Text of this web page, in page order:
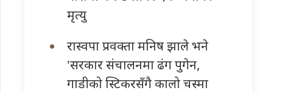
मृत्यु
रास्वपा प्रवक्ता मनिष झाले भने
'सरकार संचालनमा ढंग पुगेन,
गाडीको स्टिकरसँगै कालो चस्मा